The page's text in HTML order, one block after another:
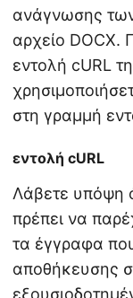
ανάγνωσης
αρχείο DOCX.
εντολή cURL
στη γραμμή
εντολή cURL
Λάβετε υπόψη
πρέπει να
τα έγγραφα
αποθήκευσης